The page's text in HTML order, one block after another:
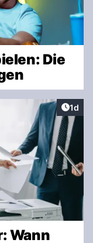
Die
1d
Wann